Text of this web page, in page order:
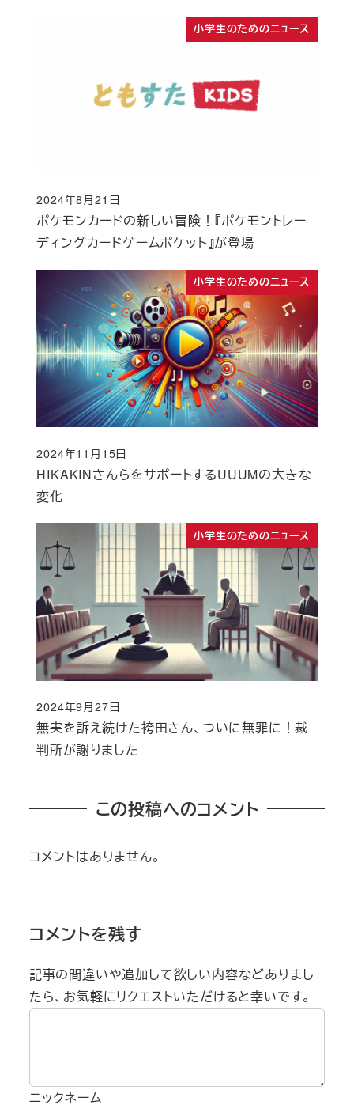
小学生のためのニュース
ポケモンカードの新しい冒険！『ポケモントレー
ディングカードゲームポケット』が登場
投稿日
2024年8月21日
小学生のためのニュース
HIKAKINさんらをサポートするUUUMの大きな
変化
投稿日
2024年11月15日
小学生のためのニュース
無実を訴え続けた袴田さん、ついに無罪に！裁
判所が謝りました
投稿日
2024年9月27日
この投稿へのコメント
コメントはありません。
コメントを残す
記事の間違いや追加して欲しい内容などありまし
たら、お気軽にリクエストいただけると幸いです。
ニックネーム